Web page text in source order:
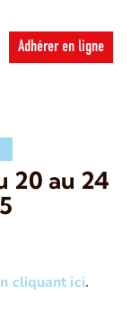
Adhérer en ligne
20 au 24
cliquant ici.